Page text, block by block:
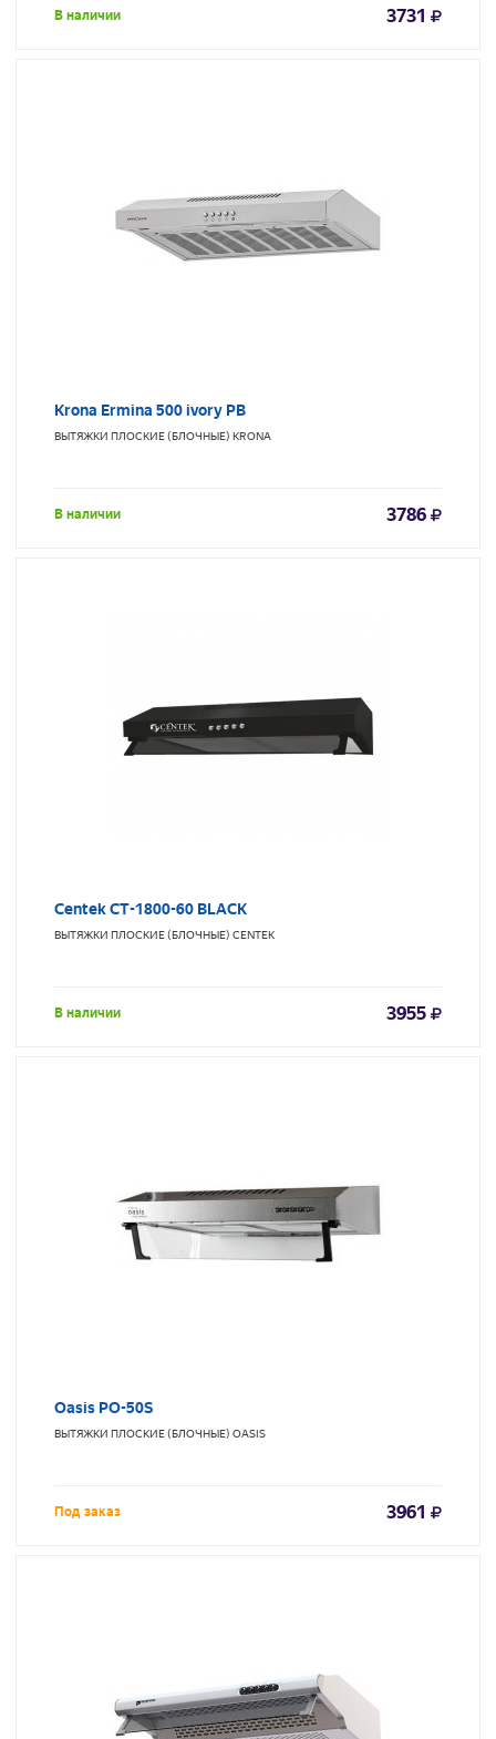
В наличии 3731
Krona Ermina 500 ivory PB
ВЫТЯЖКИ ПЛОСКИЕ (БЛОЧНЫЕ) KRONA
В наличии 3786
Centek CT-1800-60 BLACK
ВЫТЯЖКИ ПЛОСКИЕ (БЛОЧНЫЕ) CENTEK
В наличии 3955
Oasis PO-50S
ВЫТЯЖКИ ПЛОСКИЕ (БЛОЧНЫЕ) OASIS
Под заказ 3961